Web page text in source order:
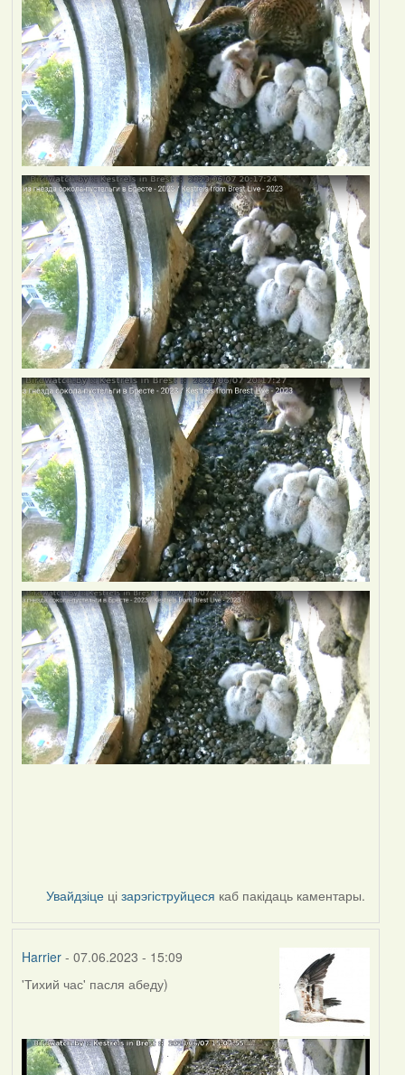
Увайдзіце цізарэгіструйцеся каб пакідаць каментары.
Harrier- 07.06.2023 - 15:09
'Тихий час' пасля абеду)